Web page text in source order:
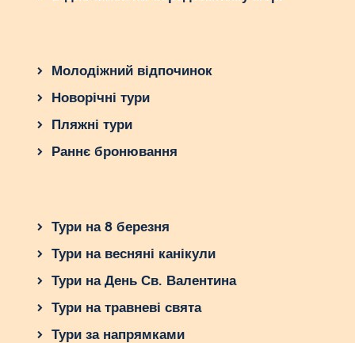
Молодіжний відпочинок
Новорічні тури
Пляжні тури
Раннє бронювання
Тури на 8 березня
Тури на весняні канікули
Тури на День Св. Валентина
Тури на травневі свята
Тури за напрямками